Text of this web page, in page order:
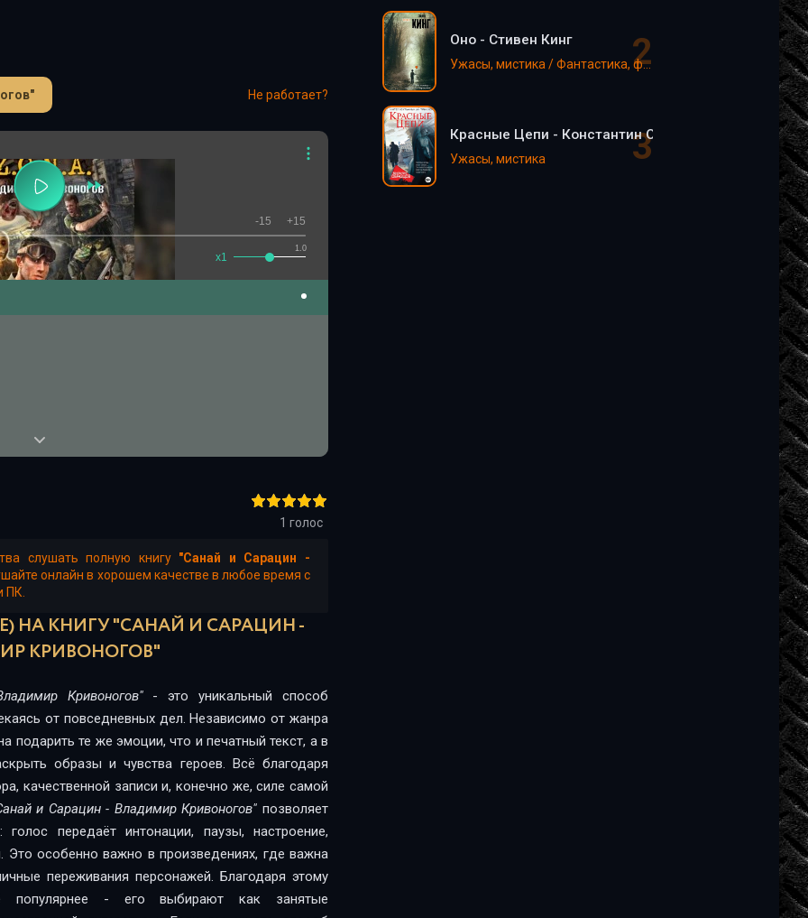
готовы вступить в бой со всеми превосходящими
Не работает?
1.0
x1
-15 +15
1 голос
слушать полную книгу "Санай и Сарацин -
онлайн в хорошем качестве в любое время с
ПК.
НА КНИГУ "САНАЙ И САРАЦИН -
КРИВОНОГОВ"
Кривоногов"- это уникальный способ
от повседневных дел. Независимо от жанра
подарить те же эмоции, что и печатный текст, а в
образы и чувства героев. Всё благодаря
качественной записи и, конечно же, силе самой
и Сарацин - Владимир Кривоногов" позволяет
передаёт интонации, паузы, настроение,
Это особенно важно в произведениях, где важна
переживания персонажей. Благодаря этому
популярнее - его выбирают как занятые
Оно - Стивен Кинг
Ужасы, мистика / Фантастика, фэнтези
Красные Цепи - Константин Образцов
Ужасы, мистика